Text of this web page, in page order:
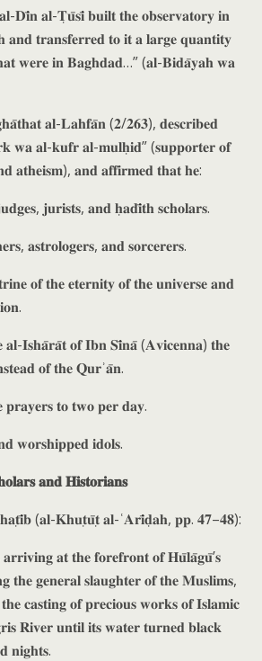
𝐃𝐢̄𝐧 𝐚𝐥-𝐓̣𝐮̄𝐬𝐢̄ 𝐛𝐮𝐢𝐥𝐭 𝐭𝐡𝐞 𝐨𝐛𝐬𝐞𝐫𝐯𝐚𝐭𝐨𝐫𝐲 𝐢𝐧
𝐭𝐫𝐚𝐧𝐬𝐟𝐞𝐫𝐫𝐞𝐝 𝐭𝐨 𝐢𝐭 𝐚 𝐥𝐚𝐫𝐠𝐞 𝐪𝐮𝐚𝐧𝐭𝐢𝐭𝐲
𝐰𝐞𝐫𝐞 𝐢𝐧 𝐁𝐚𝐠𝐡𝐝𝐚𝐝…” (𝐚𝐥-𝐁𝐢𝐝𝐚̄𝐲𝐚𝐡 𝐰𝐚
𝐚𝐥-𝐋𝐚𝐡𝐟𝐚̄𝐧 (𝟐/𝟐𝟔𝟑), 𝐝𝐞𝐬𝐜𝐫𝐢𝐛𝐞𝐝
𝐰𝐚 𝐚𝐥-𝐤𝐮𝐟𝐫 𝐚𝐥-𝐦𝐮𝐥𝐡̣𝐢𝐝” (𝐬𝐮𝐩𝐩𝐨𝐫𝐭𝐞𝐫 𝐨𝐟
𝐚𝐭𝐡𝐞𝐢𝐬𝐦), 𝐚𝐧𝐝 𝐚𝐟𝐟𝐢𝐫𝐦𝐞𝐝 𝐭𝐡𝐚𝐭 𝐡𝐞:
𝐣𝐮𝐫𝐢𝐬𝐭𝐬, 𝐚𝐧𝐝 𝐡̣𝐚𝐝𝐢̄𝐭𝐡 𝐬𝐜𝐡𝐨𝐥𝐚𝐫𝐬.
𝐚𝐬𝐭𝐫𝐨𝐥𝐨𝐠𝐞𝐫𝐬, 𝐚𝐧𝐝 𝐬𝐨𝐫𝐜𝐞𝐫𝐞𝐫𝐬.
𝐨𝐟 𝐭𝐡𝐞 𝐞𝐭𝐞𝐫𝐧𝐢𝐭𝐲 𝐨𝐟 𝐭𝐡𝐞 𝐮𝐧𝐢𝐯𝐞𝐫𝐬𝐞 𝐚𝐧𝐝
𝐈𝐬𝐡𝐚̄𝐫𝐚̄𝐭 𝐨𝐟 𝐈𝐛𝐧 𝐒𝐢̄𝐧𝐚̄ (𝐀𝐯𝐢𝐜𝐞𝐧𝐧𝐚) 𝐭𝐡𝐞
𝐨𝐟 𝐭𝐡𝐞 𝐐𝐮𝐫ʾ𝐚̄𝐧.
𝐩𝐫𝐚𝐲𝐞𝐫𝐬 𝐭𝐨 𝐭𝐰𝐨 𝐩𝐞𝐫 𝐝𝐚𝐲.
𝐰𝐨𝐫𝐬𝐡𝐢𝐩𝐩𝐞𝐝 𝐢𝐝𝐨𝐥𝐬.
𝐚𝐧𝐝 𝐇𝐢𝐬𝐭𝐨𝐫𝐢𝐚𝐧𝐬
(𝐚𝐥-𝐊𝐡𝐮𝐭̣𝐮̄𝐭̣ 𝐚𝐥-ʿ𝐀𝐫𝐢̄𝐝̣𝐚𝐡, 𝐩𝐩. 𝟒𝟕–𝟒𝟖):
𝐚𝐭 𝐭𝐡𝐞 𝐟𝐨𝐫𝐞𝐟𝐫𝐨𝐧𝐭 𝐨𝐟 𝐇𝐮̄𝐥𝐚̄𝐠𝐮̄’𝐬
𝐭𝐡𝐞 𝐠𝐞𝐧𝐞𝐫𝐚𝐥 𝐬𝐥𝐚𝐮𝐠𝐡𝐭𝐞𝐫 𝐨𝐟 𝐭𝐡𝐞 𝐌𝐮𝐬𝐥𝐢𝐦𝐬,
𝐜𝐚𝐬𝐭𝐢𝐧𝐠 𝐨𝐟 𝐩𝐫𝐞𝐜𝐢𝐨𝐮𝐬 𝐰𝐨𝐫𝐤𝐬 𝐨𝐟 𝐈𝐬𝐥𝐚𝐦𝐢𝐜
𝐑𝐢𝐯𝐞𝐫 𝐮𝐧𝐭𝐢𝐥 𝐢𝐭𝐬 𝐰𝐚𝐭𝐞𝐫 𝐭𝐮𝐫𝐧𝐞𝐝 𝐛𝐥𝐚𝐜𝐤
𝐧𝐢𝐠𝐡𝐭𝐬.